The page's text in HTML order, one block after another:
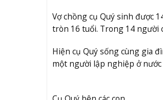
Vợ chồng cụ Quý sinh được
tròn 16 tuổi. Trong 14 người
Hiện cụ Quý sống cùng gia
một người lập nghiệp ở